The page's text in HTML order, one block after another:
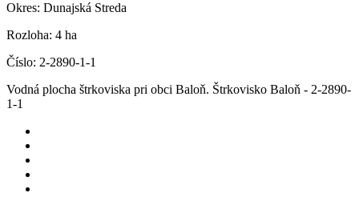
Okres: Dunajská Streda
Rozloha: 4 ha
Číslo: 2-2890-1-1
Vodná plocha štrkoviska pri obci Baloň. Štrkovisko Baloň - 2-2890-
1-1